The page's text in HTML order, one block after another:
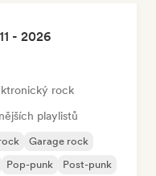
- 2026
rock
playlistů
Garage rock
Pop-punk Post-punk